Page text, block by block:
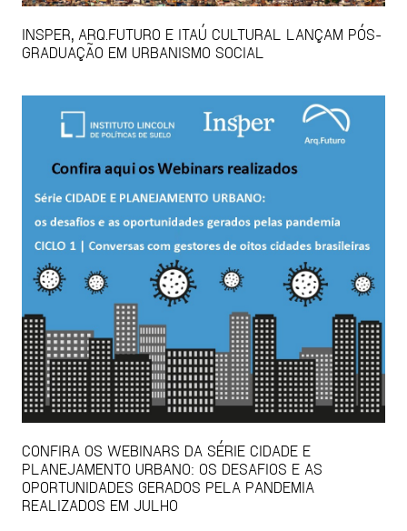
INSPER, ARQ.FUTURO E ITAÚ CULTURAL LANÇAM PÓS-
GRADUAÇÃO EM URBANISMO SOCIAL
CONFIRA OS WEBINARS DA SÉRIE CIDADE E
PLANEJAMENTO URBANO: OS DESAFIOS E AS
OPORTUNIDADES GERADOS PELA PANDEMIA
REALIZADOS EM JULHO